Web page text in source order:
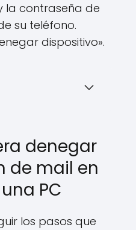
la contraseña de
su teléfono.
dispositivo».
denegar
de mail en
PC
los pasos que